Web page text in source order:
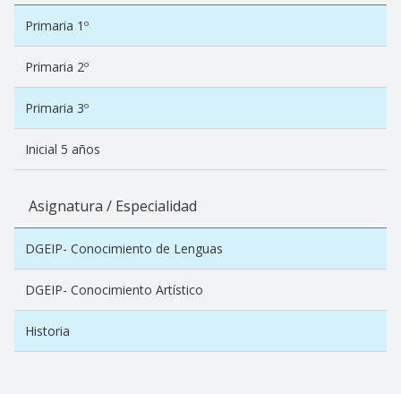
Primaria 1º
Primaria 2º
Primaria 3º
Inicial 5 años
Asignatura / Especialidad
DGEIP- Conocimiento de Lenguas
DGEIP- Conocimiento Artístico
Historia